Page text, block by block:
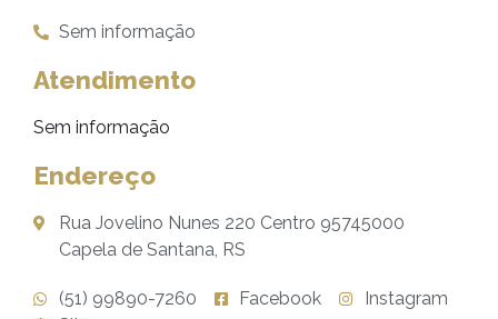
Sem informação
Atendimento
Sem informação
Endereço
Rua Jovelino Nunes 220 Centro 95745000
Capela de Santana, RS
(51) 99890-7260 Facebook
Instagram